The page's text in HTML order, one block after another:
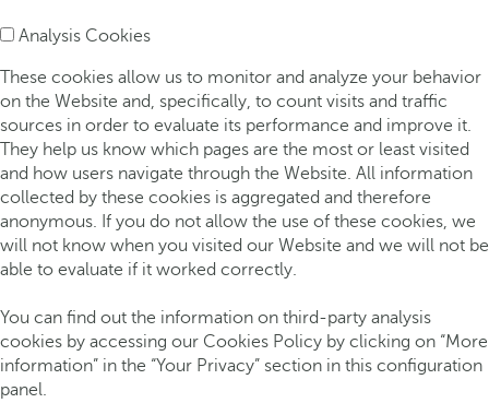
Analysis Cookies
These cookies allow us to monitor and analyze your behavior
on the Website and, specifically, to count visits and traffic
sources in order to evaluate its performance and improve it.
They help us know which pages are the most or least visited
and how users navigate through the Website. All information
collected by these cookies is aggregated and therefore
anonymous. If you do not allow the use of these cookies, we
will not know when you visited our Website and we will not be
able to evaluate if it worked correctly.
You can find out the information on third-party analysis
cookies by accessing our Cookies Policy by clicking on “More
information” in the “Your Privacy” section in this configuration
panel.